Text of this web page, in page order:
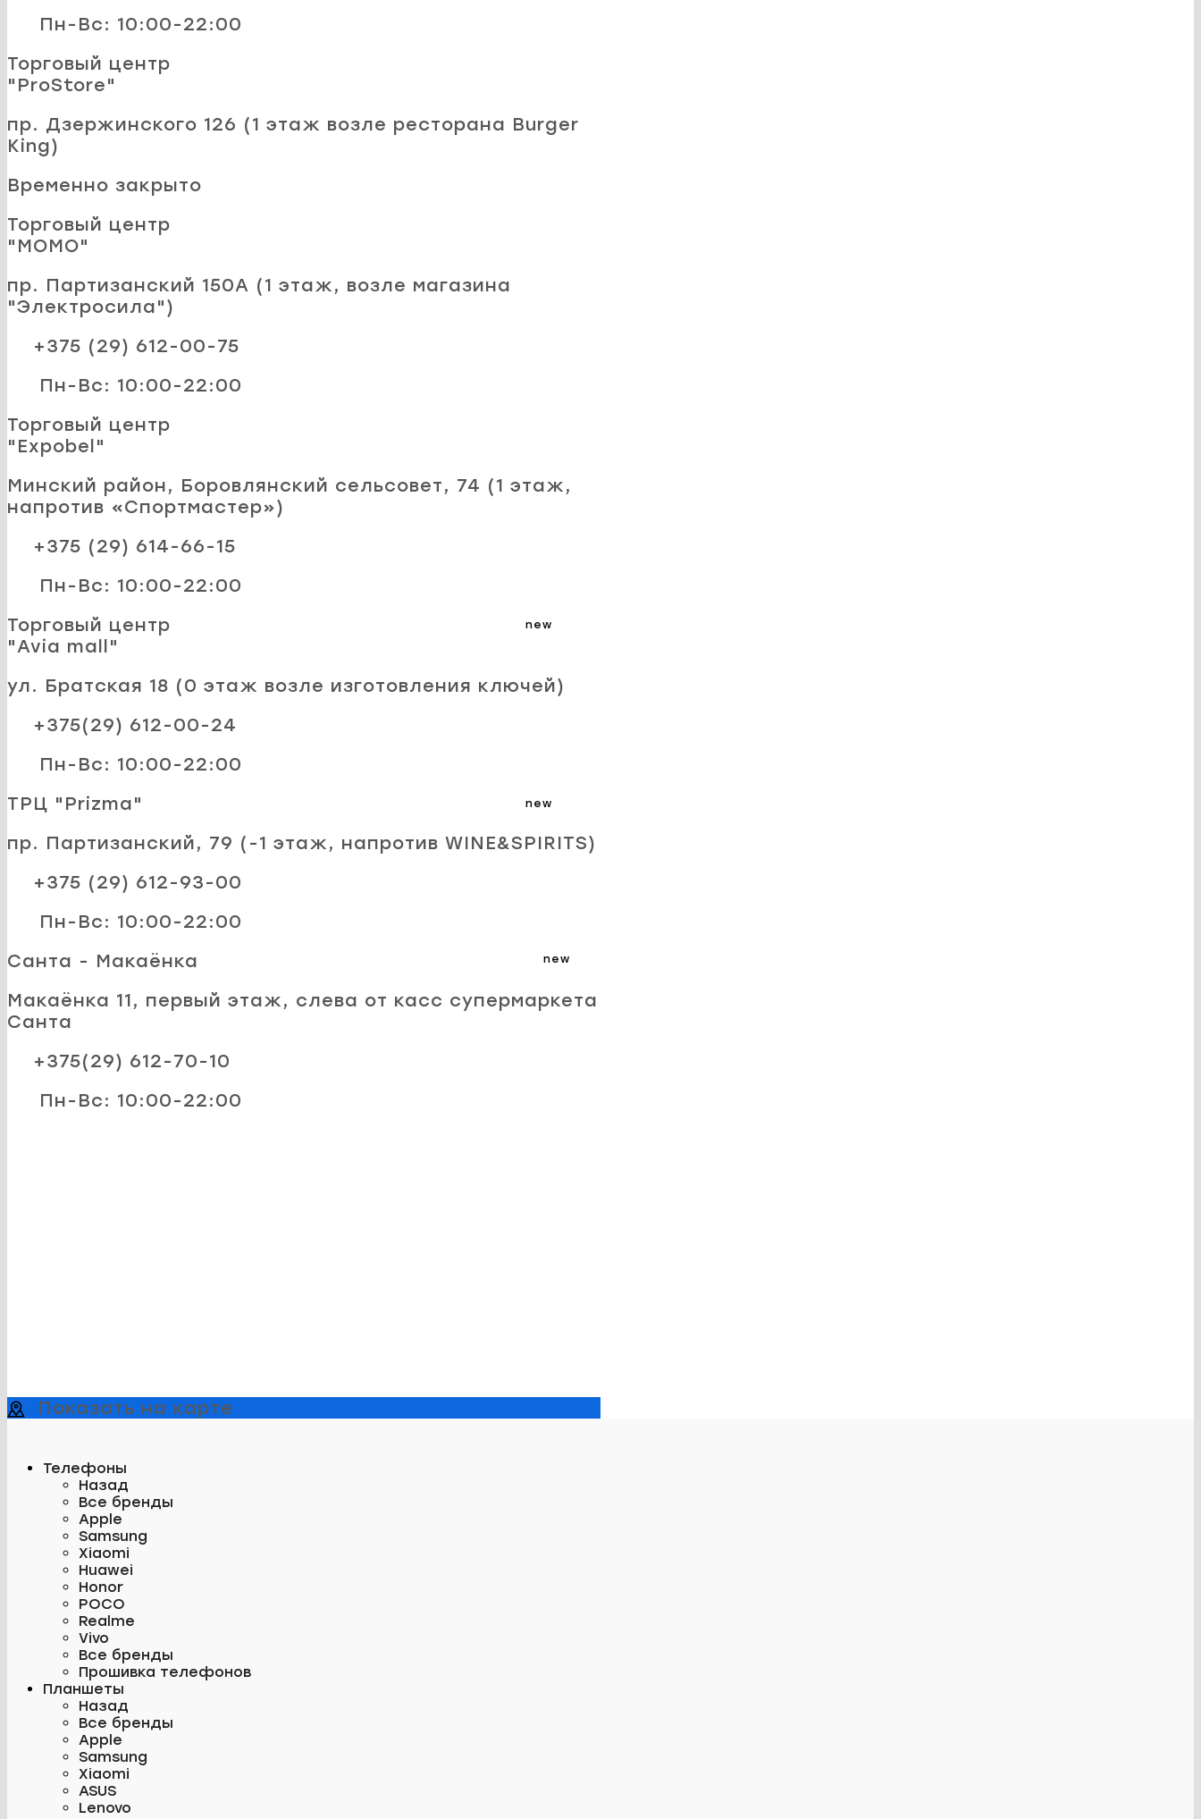
Пн-Вс: 10:00-22:00
Торговый центр
"ProStore"
пр. Дзержинского 126 (1 этаж возле ресторана Burger
King)
Временно закрыто
Торговый центр
"MOMO"
пр. Партизанский 150А (1 этаж, возле магазина
"Электросила")
+375 (29) 612-00-75
Пн-Вс: 10:00-22:00
Торговый центр
"Expobel"
Минский район, Боровлянский сельсовет, 74 (1 этаж,
напротив «Спортмастер»)
+375 (29) 614-66-15
Пн-Вс: 10:00-22:00
new
Торговый центр
"Avia mall"
ул. Братская 18 (0 этаж возле изготовления ключей)
+375(29) 612-00-24
Пн-Вс: 10:00-22:00
new
ТРЦ "Prizma"
пр. Партизанский, 79 (-1 этаж, напротив WINE&SPIRITS)
+375 (29) 612-93-00
Пн-Вс: 10:00-22:00
new
Санта - Макаёнка
Макаёнка 11, первый этаж, слева от касс супермаркета
Санта
+375(29) 612-70-10
Пн-Вс: 10:00-22:00
Показать на карте
Телефоны
Назад
Все бренды
Apple
Samsung
Xiaomi
Huawei
Honor
POCO
Realme
Vivo
Все бренды
Прошивка телефонов
Планшеты
Назад
Все бренды
Apple
Samsung
Xiaomi
ASUS
Lenovo